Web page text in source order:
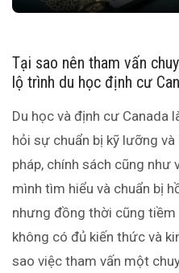
Tại sao nên tham vấn
lộ trình du học định cư
Du học và định cư Canada
hỏi sự chuẩn bị kỹ lưỡng
pháp, chính sách cũng như
mình tìm hiểu và chuẩn bị
nhưng đồng thời cũng tiềm
không có đủ kiến thức và
sao việc tham vấn một